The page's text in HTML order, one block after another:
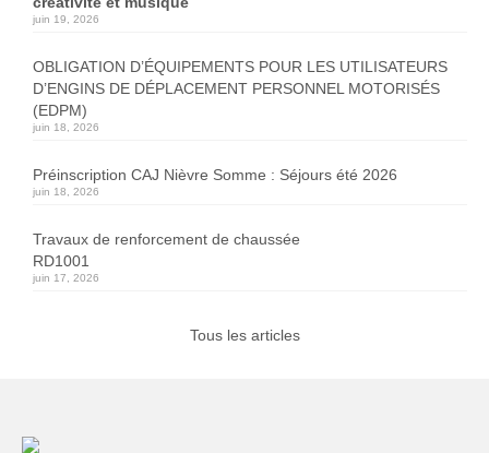
juin 19, 2026
OBLIGATION D’ÉQUIPEMENTS POUR LES UTILISATEURS
D’ENGINS DE DÉPLACEMENT PERSONNEL MOTORISÉS
(EDPM)
juin 18, 2026
Préinscription CAJ Nièvre Somme : Séjours été 2026
juin 18, 2026
Travaux de renforcement de chaussée
RD1001
juin 17, 2026
Tous les articles